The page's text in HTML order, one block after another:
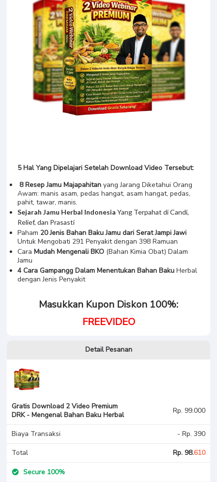
5 Hal Yang Dipelajari Setelah Download Video Tersebut:
8 Resep Jamu Majapahitan yang Jarang Diketahui Orang
Awam: manis asam, pedas hangat, asam hangat, pedas,
pahit, tawar, manis.
Sejarah Jamu Herbal Indonesia Yang Terpahat di Candi,
Relief, dan Prasasti
Paham 20 Jenis Bahan Baku Jamu dari Serat Jampi Jawi
Untuk Mengobati 291 Penyakit dengan 398 Ramuan
Cara Mudah Mengenali BKO (Bahan Kimia Obat) Dalam
Jamu
4 Cara Gampangg Dalam Menentukan Bahan Baku Herbal
dengan Jenis Penyakit
Masukkan Kupon Diskon 100%:
FREEVIDEO
Detail Pesanan
Gratis Download 2 Video Premium
DRK - Mengenal Bahan Baku Herbal
Rp. 99.000
Biaya Transaksi - Rp. 390
Total Rp. 98.610
Secure 100%